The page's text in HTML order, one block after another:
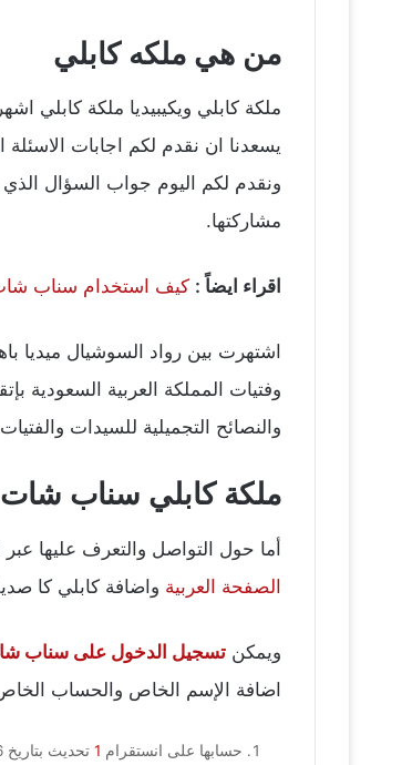
من هي ملكه كابلي
ملكة كابلي ويكيبيديا ملكة كابلي
يسعدنا ان نقدم لكم اجابات
ونقدم لكم اليوم جواب السؤال
مشاركتها.
اقراء ايضاً : كيف استخدام سناب
اشتهرت بين رواد السوشيال ميديا
وفتيات المملكة العربية
والنصائح التجميلية للسيدات
ملكة كابلي سناب شات
أما حول التواصل والتعرف عليها
الصفحة العربية واضافة كابلي كا
ويمكن تسجيل الدخول على سناب
اضافة الإسم الخاص والحساب
حسابها على انستقرام 1 تحديث بتاريخ 26-9-2020